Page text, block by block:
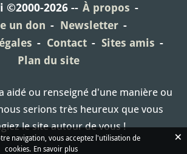
©2000-2026
À propos
un don
Newsletter
Contact
Sites amis
Plan du site
aidé ou renseigné d'une manière ou
serions très heureux que vous
le site autour de vous !
navigation, vous acceptez l'utilisation de
cookies. En savoir plus
×